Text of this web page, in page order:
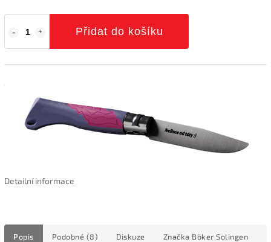
Přidat do košíku
Detailní informace
Popis Podobné (8) Diskuze Značka Böker Solingen